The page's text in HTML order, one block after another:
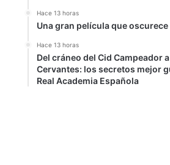
Hace 13 horas
Una gran película que oscurece
Hace 13 horas
Del cráneo del Cid Campeador
Cervantes: los secretos mejor
Real Academia Española